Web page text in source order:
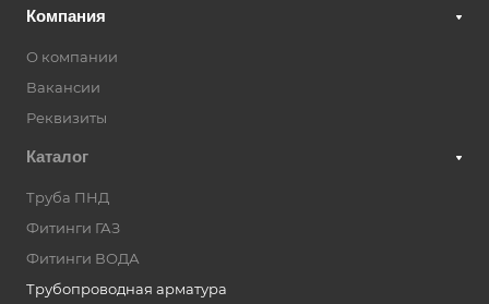
Компания
О компании
Вакансии
Реквизиты
Каталог
Труба ПНД
Фитинги ГАЗ
Фитинги ВОДА
Трубопроводная арматура